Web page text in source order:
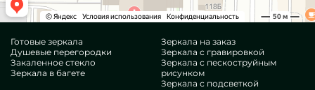
Готовые зеркала
Душевые перегородки
Закаленное стекло
Зеркала в багете
Зеркала на заказ
Зеркала с гравировкой
Зеркала с пескоструйным
рисунком
Зеркала с подсветкой